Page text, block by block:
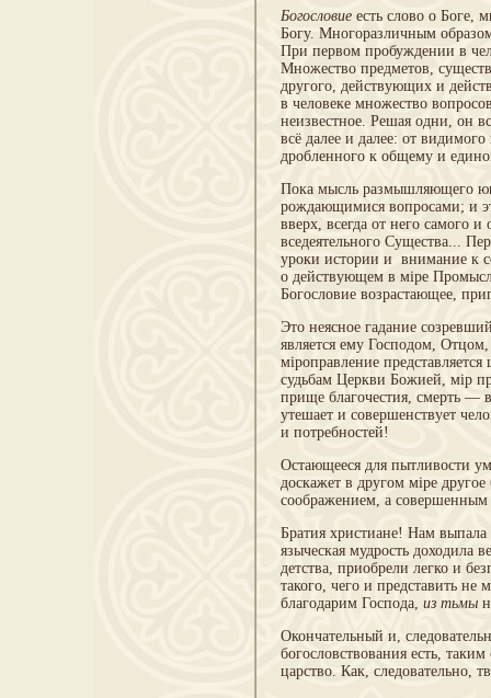
Богословие есть слово о Боге,
Богу. Мно­горазличным
При первом пробужде­нии в
Множество предметов,
другого, действующих и
в человеке множество
неизвестное. Решая одни, он
всё далее и далее: от
дробленного к общему и
Пока мысль размышляющего
рождаю­щимися вопросами; и
вверх, всегда от него самого
вседеятельного Существа...
уроки истории и внимание к
о действующем в мipe
Богословие возрастающее,
Это неясное гадание
является ему Господом,
мiроправление представляется
судьбам Церкви Божией, мip
прище благочестия, смерть —
утешает и со­вершенствует
и потребностей!
Остающееся для пытливости
доскажет в другом мipe
соображением, а совершен­ным
Братия христиане! Нам
языческая мудрость
детства, приобрели легко и
такого, чего и представить
благодарим Господа, из тьмы
Окончательный и,
богословствования есть,
царство. Как, следовательно,